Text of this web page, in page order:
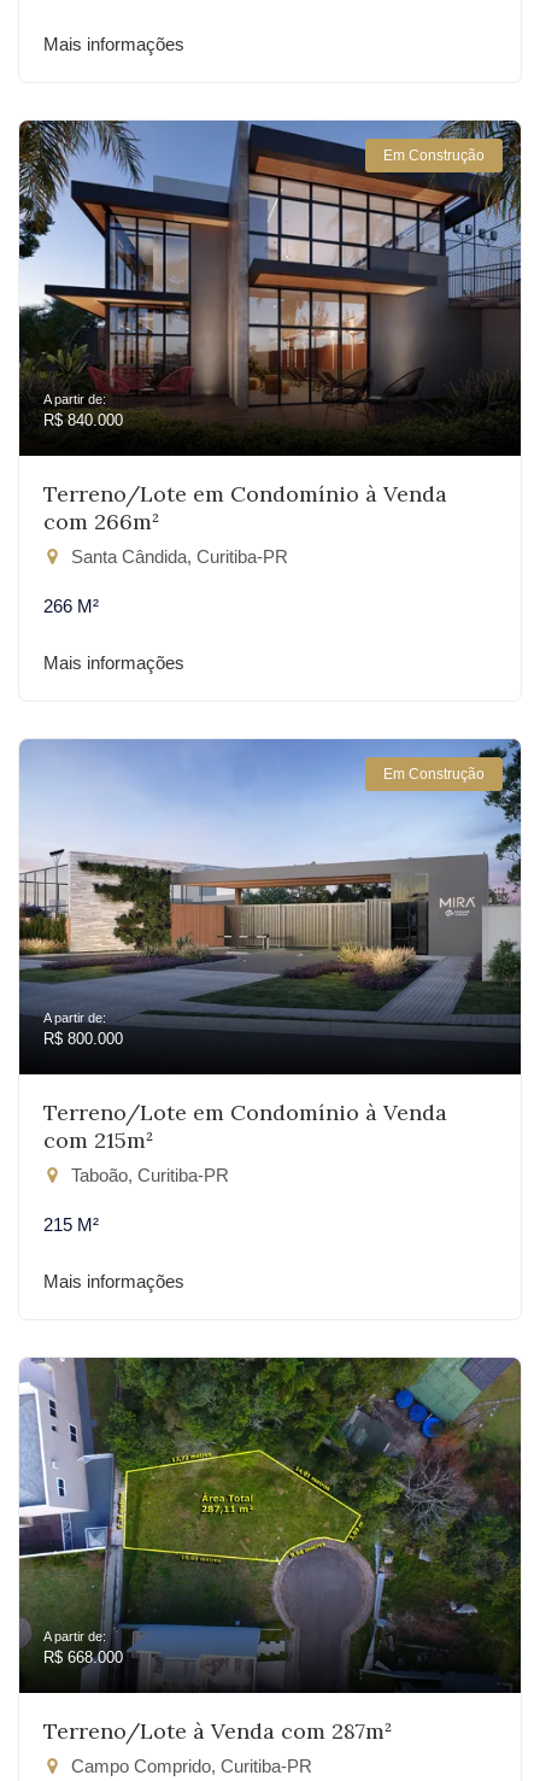
Mais informações
Em Construção
A partir de:
R$ 840.000
Terreno/Lote em Condomínio à Venda
com 266m²
Santa Cândida, Curitiba-PR
266 M²
Mais informações
Em Construção
A partir de:
R$ 800.000
Terreno/Lote em Condomínio à Venda
com 215m²
Taboão, Curitiba-PR
215 M²
Mais informações
A partir de:
R$ 668.000
Terreno/Lote à Venda com 287m²
Campo Comprido, Curitiba-PR